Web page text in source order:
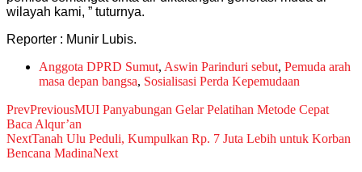
wilayah kami, ” tuturnya.
Reporter : Munir Lubis.
Anggota DPRD Sumut, Aswin Parinduri sebut, Pemuda arah
masa depan bangsa, Sosialisasi Perda Kepemudaan
PrevPreviousMUI Panyabungan Gelar Pelatihan Metode Cepat
Baca Alqur’an
NextTanah Ulu Peduli, Kumpulkan Rp. 7 Juta Lebih untuk Korban
Bencana MadinaNext